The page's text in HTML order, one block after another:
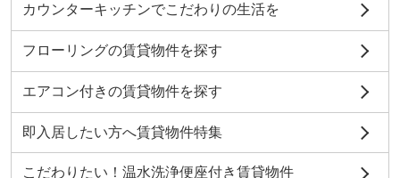
カウンターキッチンでこだわりの生活を
フローリングの賃貸物件を探す
エアコン付きの賃貸物件を探す
即入居したい方へ賃貸物件特集
こだわりたい！温水洗浄便座付き賃貸物件